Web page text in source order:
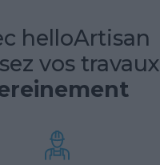
helloArtisan
vos travaux